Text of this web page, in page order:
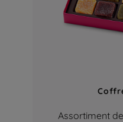
Assortiment